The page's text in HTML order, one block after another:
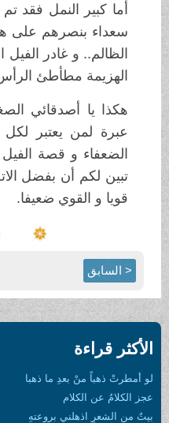
أما كبير النمل فقد تم
سعداء بنصرهم على هذا
الظالم.. و غادر الفيل
الهزيمة مطأطئ الرأس
هكذا يا أصدقائي
عبرة لمن يعتبر لكل
الضعفاء و قصة الفيل
تبين لكم أن بفضل
قويا و القوي ضعيفا.
< السابق
الأكثر قراءة
لو أمطرتْ ذهباً منْ بعدِ ما ذهبا
عجز الكلامُ عن الكلام
بيتٌ من الشعرِ اذهلني بروعتهِ